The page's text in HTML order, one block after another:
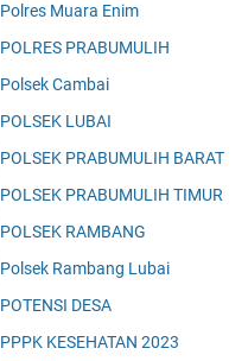
Polres Muara Enim
POLRES PRABUMULIH
Polsek Cambai
POLSEK LUBAI
POLSEK PRABUMULIH BARAT
POLSEK PRABUMULIH TIMUR
POLSEK RAMBANG
Polsek Rambang Lubai
POTENSI DESA
PPPK KESEHATAN 2023